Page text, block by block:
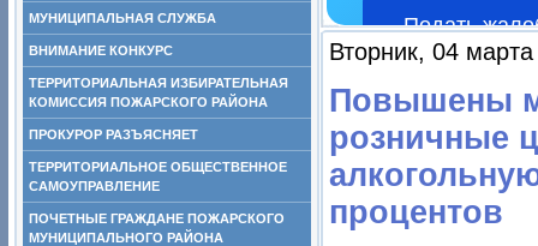
МУНИЦИПАЛЬНАЯ СЛУЖБА
ВНИМАНИЕ КОНКУРС
ТЕРРИТОРИАЛЬНАЯ ИЗБИРАТЕЛЬНАЯ
КОМИССИЯ ПОЖАРСКОГО РАЙОНА
ПРОКУРОР РАЗЪЯСНЯЕТ
ТЕРРИТОРИАЛЬНОЕ ОБЩЕСТВЕННОЕ
САМОУПРАВЛЕНИЕ
ПОЧЕТНЫЕ ГРАЖДАНЕ ПОЖАРСКОГО
МУНИЦИПАЛЬНОГО РАЙОНА
Подать
Вторник, 04
Повышены
розничные
процентов